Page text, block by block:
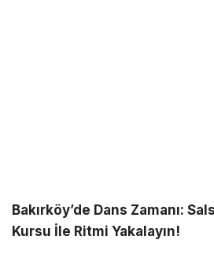
Bakırköy’de Dans Zamanı:
Kursu İle Ritmi Yakalayın!